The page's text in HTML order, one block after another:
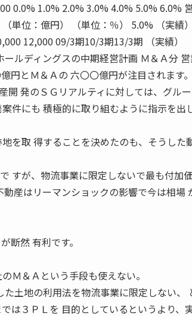
0.0% 1.0% 2.0% 3.0% 4.0% 5.0% 6.0%
単位：億円） （単位：％） 5.0% （実績）
12,000 09/3期10/3期13/3期 （実績）
ルディングスの中期経営計画 Ｍ＆Ａ分
円とＭ＆Ａの 六〇〇億円が注目されます。
発のＳＧリアルティに対しては、グル
件にも 積極的に取り組むように指示を出
を取 得することを決めたのも、そうした
すが、物流事業に限定しないで最も付加
産はリーマンショックの影響で今は相場
断然 有利です。
Ｍ＆Ａという手段も使えない。
土地の利用法を物流事業に限定しない、
３ＰＬを 目的としているというより、